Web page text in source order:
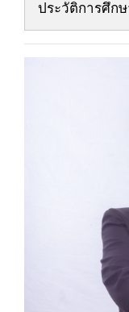
ประวัติการศึกษ